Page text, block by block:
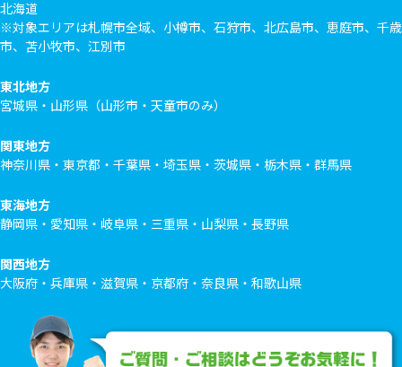
北海道
※対象エリアは札幌市全域、小樽市、石狩市、北広島市、恵庭市、千歳
市、苫小牧市、江別市
東北地方
宮城県・山形県（山形市・天童市のみ）
関東地方
神奈川県・東京都・千葉県・埼玉県・茨城県・栃木県・群馬県
東海地方
静岡県・愛知県・岐阜県・三重県・山梨県・長野県
関西地方
大阪府・兵庫県・滋賀県・京都府・奈良県・和歌山県